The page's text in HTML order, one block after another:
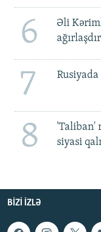
6
Əli
7
8
'Taliban'
siyasi
BIZI IZLƏ